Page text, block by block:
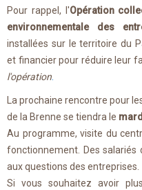
Pour rappel, l'Opération
environnementale des
installées sur le territoire du
et financier pour réduire leur
l'opération
La prochaine rencontre pour
de la Brenne se tiendra le
Au programme, visite du
fonctionnement. Des salariés
aux questions des entreprises.
Si vous souhaitez avoir